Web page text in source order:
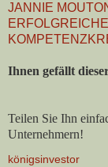
JANNIE
Ihnen gefällt
Teilen Sie Ihn
Unternehmern!
königsinvestor